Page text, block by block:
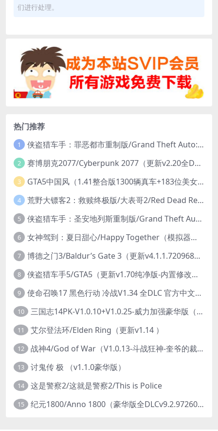
们进行处理。
热门推荐
1 侠盗猎车手：罪恶都市重制版/Grand Theft Auto: Vice City – The Definitive Edition
2 赛博朋克2077/Cyberpunk 2077（更新v2.20全DLC）
3 GTA5中国风（1.41整合版1300辆真车+183位美女与英雄+200%存档）
4 荒野大镖客2：救赎终极版/大表哥2/Red Dead Redemption 2: Ultimate Edition（更新v1491.50终极版）
5 侠盗猎车手：圣安地列斯重制版/Grand Theft Auto: San Andreas – The Definitive Edition（更新v1.113.49697469）
6 女神驾到：夏日甜心/Happy Together（模拟器版-升级豪华终极珍藏版+全DLC）
7 博德之门3/Baldur’s Gate 3（更新v4.1.1.7209685）
8 侠盗猎车手5/GTA5（更新v1.70纯净版-内置修改器+通关存档）
9 使命召唤17 黑色行动 冷战V1.34 全DLC 官方中文版COD17
10 三国志14PK-V1.0.10+V1.0.25-威力加强豪华版（武将面容套装-全DLC+季票+特典+中文语音+编辑修改器）
11 艾尔登法环/Elden Ring（更新v1.14 ）
12 战神4/God of War（V1.0.13-斗战狂神-奎爷的裁决+全DLC）
13 讨鬼传 极 （v1.1.0豪华版）
14 这是警察2/这就是警察2/This is Police
15 纪元1800/Anno 1800（豪华版全DLCv9.2.972600）